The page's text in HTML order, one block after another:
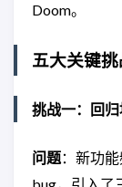
Doom。
五大关键挑
挑战一：回
问题：新功
bug，引入了